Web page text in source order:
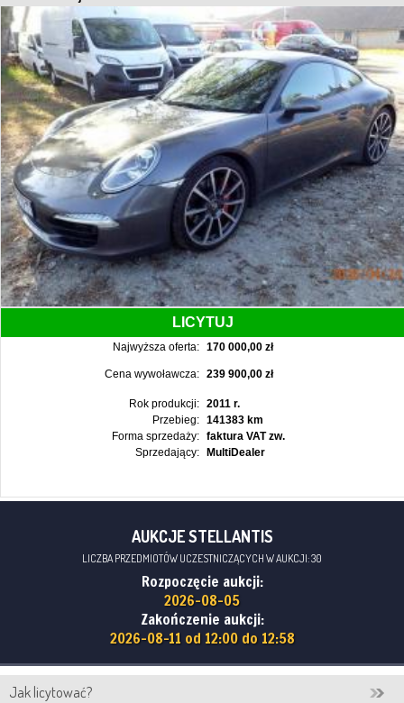
LICYTUJ
Najwyższa oferta: 170 000,00 zł
Cena wywoławcza: 239 900,00 zł
Rok produkcji:
2011 r.
Przebieg:
141383 km
Forma sprzedaży:
faktura VAT zw.
Sprzedający:
MultiDealer
AUKCJE STELLANTIS
LICZBA PRZEDMIOTÓW UCZESTNICZĄCYCH W AUKCJI: 30
Rozpoczęcie aukcji:
2026-08-05
Zakończenie aukcji:
2026-08-11 od 12:00 do 12:58
Jak licytować?